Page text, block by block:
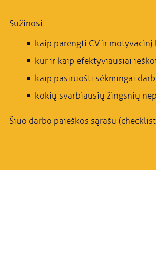
Sužinosi:
kaip parengti CV ir motyvacinį
kur ir kaip efektyviausiai
kaip pasiruošti sėkmingai
kokių svarbiausių žingsnių
Šiuo darbo paieškos sąrašu